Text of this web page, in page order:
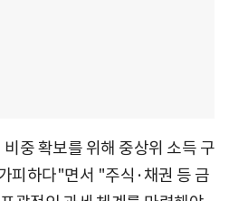
중 확보를 위해 중상위 소득 구
피하다"면서 "주식·채권 등 금